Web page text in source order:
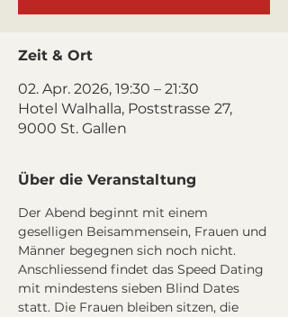
Zeit & Ort
02. Apr. 2026, 19:30 – 21:30
Hotel Walhalla, Poststrasse 27,
9000 St. Gallen
Über die Veranstaltung
Der Abend beginnt mit einem
geselligen Beisammensein, Frauen und
Männer begegnen sich noch nicht.
Anschliessend findet das Speed Dating
mit mindestens sieben Blind Dates
statt. Die Frauen bleiben sitzen, die